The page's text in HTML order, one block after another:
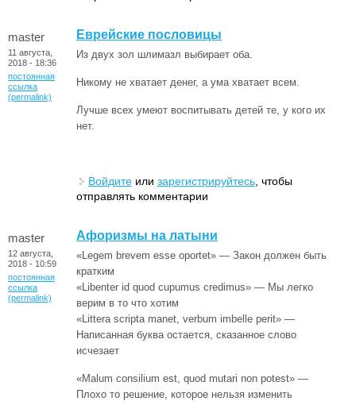
master
11 августа,
2018 - 18:36
постоянная
ссылка
(permalink)
Еврейские пословицы
Из двух зол шлимазл выбирает оба.
Никому не хватает денег, а ума хватает всем.
Лучше всех умеют воспитывать детей те, у кого их
нет.
Войдите или зарегистрируйтесь , чтобы
отправлять комментарии
master
12 августа,
2018 - 10:59
постоянная
ссылка
(permalink)
Афоризмы на латыни
«Legem brevem esse oportet» — Закон должен быть
кратким
«Libenter id quod cupumus credimus» — Мы легко
верим в то что хотим
«Littera scripta manet, verbum imbelle perit» —
Написанная буква остается, сказанное слово
исчезает
«Malum consilium est, quod mutari non potest» —
Плохо то решение, которое нельзя изменить